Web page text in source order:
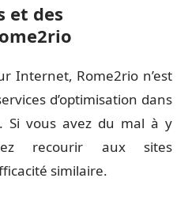
et des
Internet, Rome2rio n’est
d’optimisation dans
Si vous avez du mal à y
recourir aux sites
similaire.